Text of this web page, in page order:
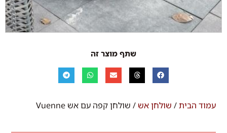
עמוד הבית/ שולחן אש / שולחן קפה עם אש Vuenne
שתף מוצר זה